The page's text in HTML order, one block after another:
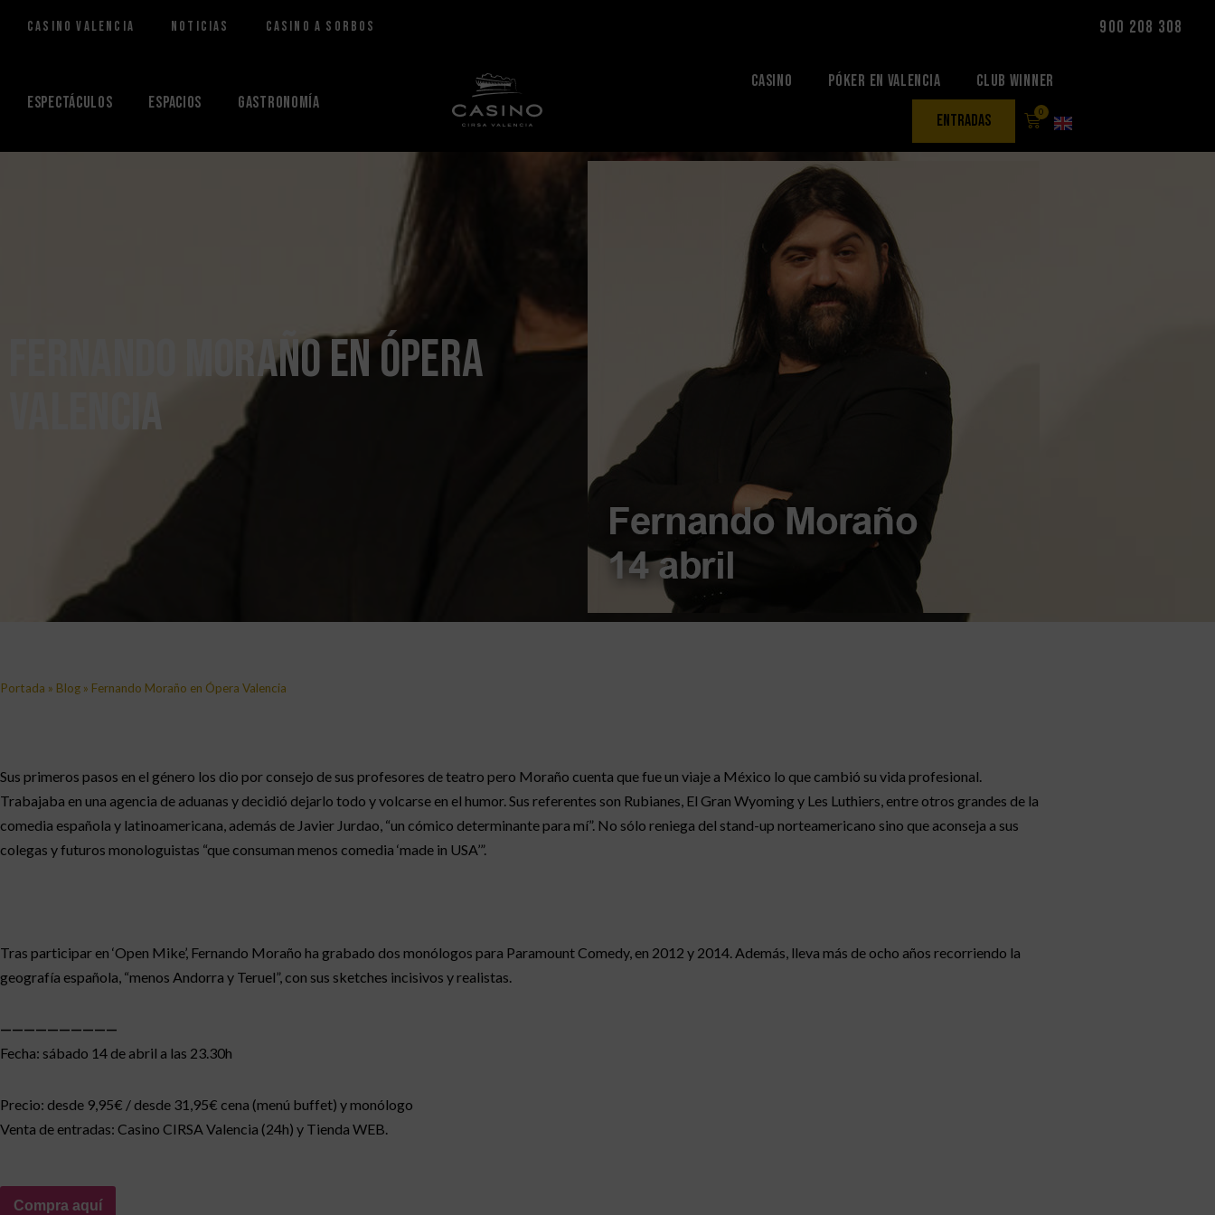
contenido
Casino Valencia Noticias Casino a Sorbos 900 208 308
Espectáculos Espacios Gastronomía
CASINO Póker en Valencia Club Winner
entradas 0
Fernando Moraño en Ópera
Portada » Blog » Fernando Moraño en Ópera Valencia
Sus primeros pasos en el género los dio por consejo de sus profesores de teatro pero Moraño cuenta que fue un viaje a México lo que cambió su vida profesional.
Trabajaba en una agencia de aduanas y decidió dejarlo todo y volcarse en el humor. Sus referentes son Rubianes, El Gran Wyoming y Les Luthiers, entre otros grandes de la
comedia española y latinoamericana, además de Javier Jurdao, “un cómico determinante para mí”. No sólo reniega del stand-up norteamericano sino que aconseja a sus
colegas y futuros monologuistas “que consuman menos comedia ‘made in USA’”.
Tras participar en ‘Open Mike’, Fernando Moraño ha grabado dos monólogos para Paramount Comedy, en 2012 y 2014. Además, lleva más de ocho años recorriendo la
geografía española, “menos Andorra y Teruel”, con sus sketches incisivos y realistas.
——————————
Fecha: sábado 14 de abril a las 23.30h
Precio: desde 9,95€ / desde 31,95€ cena (menú buffet) y monólogo
Venta de entradas: Casino CIRSA Valencia (24h) y Tienda WEB.
Compra aquí